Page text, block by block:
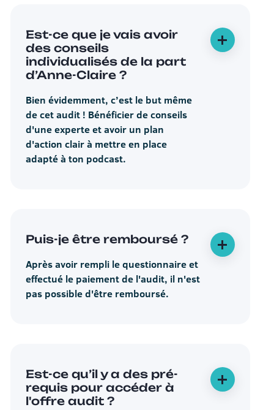
Est-ce que je vais avoir
des conseils
individualisés de la part
d’Anne-Claire ?
Bien évidemment, c’est le but même
de cet audit ! Bénéficier de conseils
d'une experte et avoir un plan
d'action clair à mettre en place
adapté à ton podcast.
Puis-je être remboursé ?
Après avoir rempli le questionnaire et
effectué le paiement de l'audit, il n'est
pas possible d'être remboursé.
Est-ce qu’il y a des pré-
requis pour accéder à
l'offre audit ?